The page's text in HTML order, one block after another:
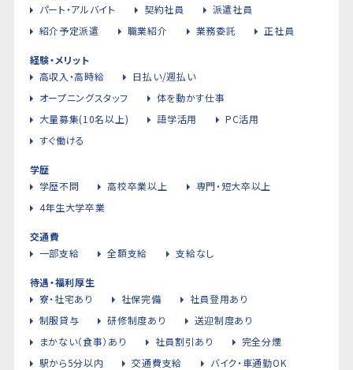
パート・アルバイト
契約社員
派遣社員
紹介予定派遣
職業紹介 業務委託 正社員
経験・メリット
高収入・高時給
日払い/週払い
オープニングスタッフ
体を動かす仕事
大量募集(10名以上)
語学活用
PC活用
すぐ働ける
学歴
学歴不問
高校卒業以上
専門・短大卒以上
4年生大学卒業
交通費
一部支給
全額支給 支給なし
待遇・福利厚生
寮・社宅あり
社保完備
社員登用あり
制服貸与
研修制度あり
送迎制度あり
まかない（食事）あり
社員割引あり
完全分煙
駅から5分以内
交通費支給
バイク・車通勤OK